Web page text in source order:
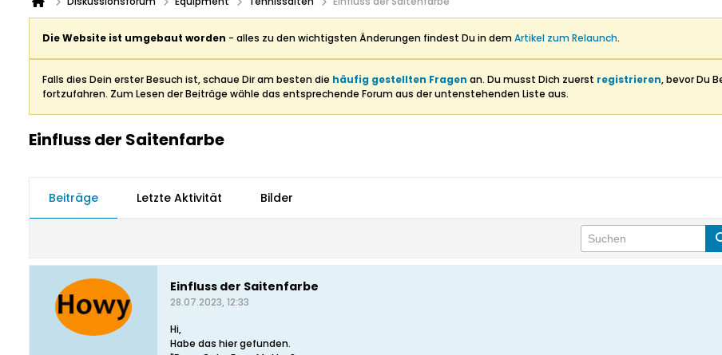
Die Website ist umgebaut worden - alles zu den wichtigsten Änderungen findest Du in demArtikel zum Relaunch.
Falls dies Dein erster Besuch ist, schaue Dir am besten die häufig gestellten Fragen an. Du musst Dich zuerst registrieren, bevor Du
fortzufahren. Zum Lesen der Beiträge wähle das entsprechende Forum aus der untenstehenden Liste aus.
Einfluss der Saitenfarbe
Beiträge Letzte Aktivität Bilder
Einfluss der Saitenfarbe
28.07.2023, 12:33
Hi,
Habe das hier gefunden.